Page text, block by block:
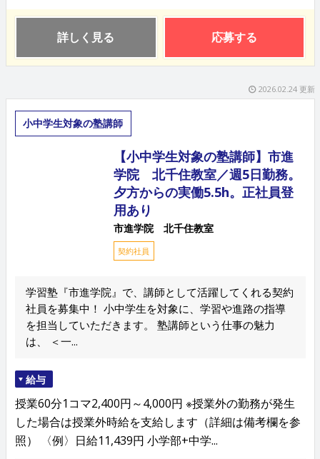
詳しく見る 応募する
2026.02.24 更新
小中学生対象の塾講師
【小中学生対象の塾講師】市進
学院 北千住教室／週5日勤務。
夕方からの実働5.5h。正社員登
用あり
市進学院 北千住教室
契約社員
学習塾『市進学院』で、講師として活躍してくれる契約
社員を募集中！ 小中学生を対象に、学習や進路の指導
を担当していただきます。 塾講師という仕事の魅力
は、 ＜一...
給与
授業60分1コマ2,400円～4,000円 ※授業外の勤務が発生
した場合は授業外時給を支給します（詳細は備考欄を参
照） 〈例〉日給11,439円 小学部+中学...